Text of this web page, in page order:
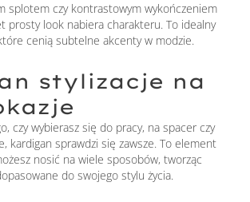
splotem czy kontrastowym wykończeniem
prosty look nabiera charakteru. To idealny
cenią subtelne akcenty w modzie.
stylizacje na
czy wybierasz się do pracy, na spacer czy
kardigan sprawdzi się zawsze. To element
nosić na wiele sposobów, tworząc
do swojego stylu życia.